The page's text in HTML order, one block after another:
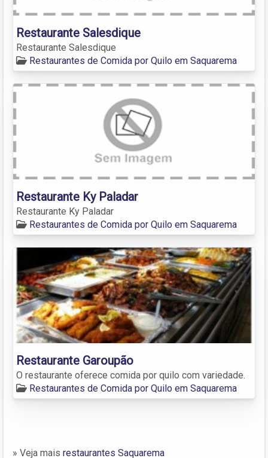
Restaurante Salesdique
Restaurante Salesdique
Restaurantes de Comida por Quilo em Saquarema
Restaurante Ky Paladar
Restaurante Ky Paladar
Restaurantes de Comida por Quilo em Saquarema
Restaurante Garoupão
O restaurante oferece comida por quilo com variedade.
Restaurantes de Comida por Quilo em Saquarema
» Veja mais restaurantes Saquarema